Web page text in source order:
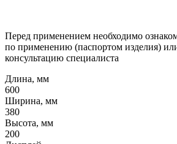
Перед применением необходимо
по применению (паспортом изделия)
консультацию специалиста
Длина, мм
600
Ширина, мм
380
Высота, мм
200